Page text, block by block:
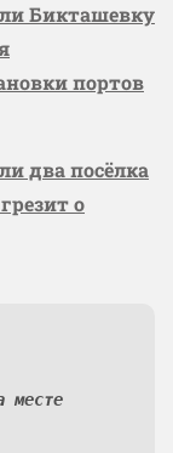
Бикташевку
портов
два посёлка
о
месте